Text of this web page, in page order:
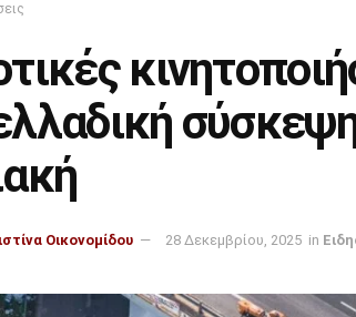
Οικονομίδου 28 Δεκεμβρίου, 2025 in